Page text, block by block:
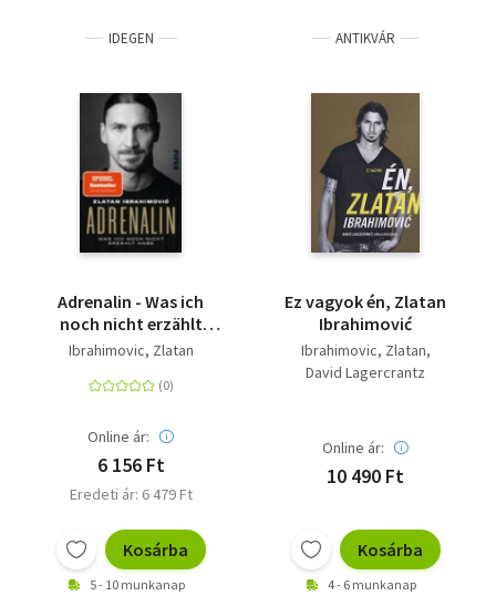
IDEGEN
Adrenalin - Was ich
noch nicht erzählt
habe | Offen wie nie:
Autobiografie des
Bestseller-Autors
Ibrahimovic, Zlatan
Online ár:
6 156 Ft
Eredeti ár: 6 479 Ft
Kosárba
5 - 10 munkanap
ANTIKVÁR
Ez vagyok én, Zlatan
Ibrahimović
Ibrahimovic, Zlatan
David Lagercrantz
Online ár:
10 490 Ft
Kosárba
4 - 6 munkanap